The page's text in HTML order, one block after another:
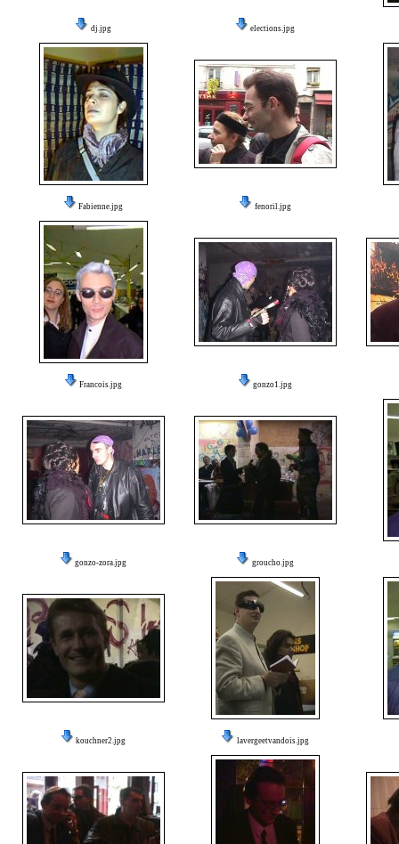
dj.jpg elections.jpg
Fabienne.jpg fenoril.jpg
Francois.jpg gonzo1.jpg
gonzo-zora.jpg groucho.jpg
kouchner2.jpg lavergeetvandois.jpg